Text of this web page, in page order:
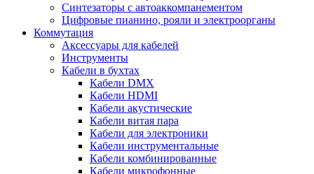
Синтезаторы с автоаккомпанементом
Цифровые пианино, рояли и электроорганы
Коммутация
Аксессуары для кабелей
Инструменты
Кабели в бухтах
Кабели DMX
Кабели HDMI
Кабели акустические
Кабели витая пара
Кабели для электроники
Кабели инструментальные
Кабели комбинированные
Кабели микрофонные